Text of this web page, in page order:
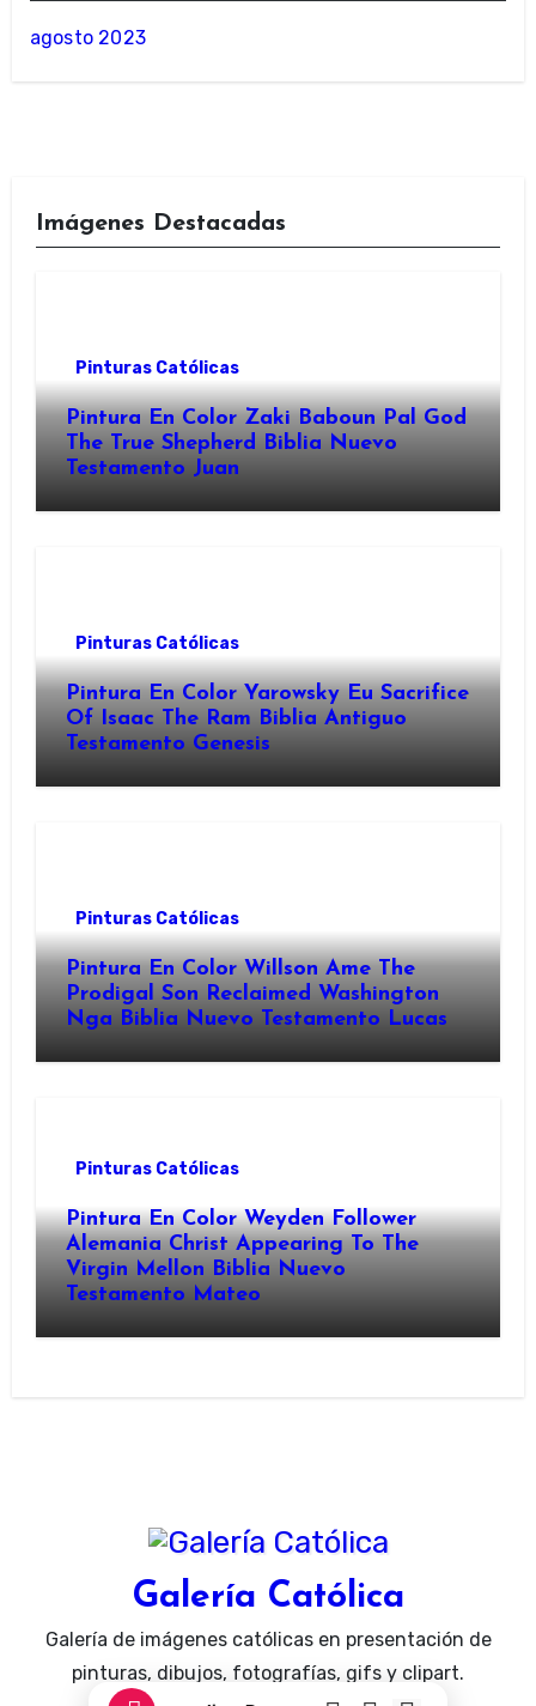
agosto 2023
Imágenes Destacadas
Pinturas Católicas
Pintura En Color Zaki Baboun Pal God
The True Shepherd Biblia Nuevo
Testamento Juan
Pinturas Católicas
Pintura En Color Yarowsky Eu Sacrifice
Of Isaac The Ram Biblia Antiguo
Testamento Genesis
Pinturas Católicas
Pintura En Color Willson Ame The
Prodigal Son Reclaimed Washington
Nga Biblia Nuevo Testamento Lucas
Pinturas Católicas
Pintura En Color Weyden Follower
Alemania Christ Appearing To The
Virgin Mellon Biblia Nuevo
Testamento Mateo
Galería Católica
Galería de imágenes católicas en presentación de
pinturas, dibujos, fotografías, gifs y clipart.